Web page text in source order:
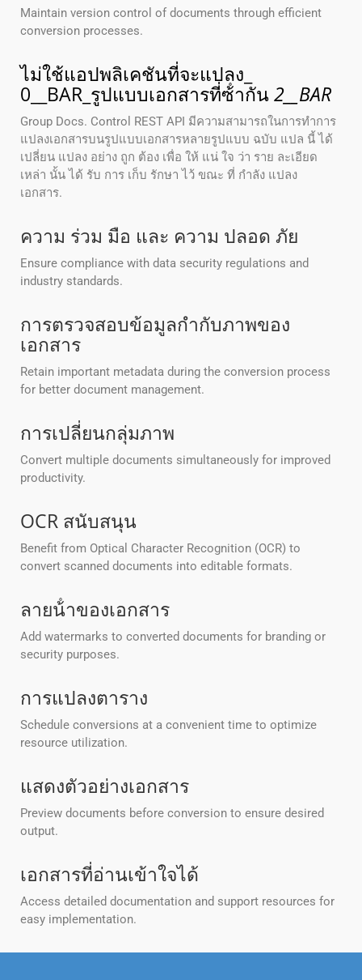
Maintain version control of documents through efficient
conversion processes.
ไม่ใช้แอปพลิเคชันที่จะแปลง_
0__BAR_รูปแบบเอกสารที่ซ้ํากัน2__BAR
Group Docs. Control REST API มีความสามารถในการทําการ
แปลงเอกสารบนรูปแบบเอกสารหลายรูปแบบ ฉบับ แปล นี้ ได้
เปลี่ยน แปลง อย่าง ถูก ต้อง เพื่อ ให้ แน่ ใจ ว่า ราย ละเอียด
เหล่า นั้น ได้ รับ การ เก็บ รักษา ไว้ ขณะ ที่ กําลัง แปลง
เอกสาร.
ความ ร่วม มือ และ ความ ปลอด ภัย
Ensure compliance with data security regulations and
industry standards.
การตรวจสอบข้อมูลกํากับภาพของ
เอกสาร
Retain important metadata during the conversion process
for better document management.
การเปลี่ยนกลุ่มภาพ
Convert multiple documents simultaneously for improved
productivity.
OCR สนับสนุน
Benefit from Optical Character Recognition (OCR) to
convert scanned documents into editable formats.
ลายน้ําของเอกสาร
Add watermarks to converted documents for branding or
security purposes.
การแปลงตาราง
Schedule conversions at a convenient time to optimize
resource utilization.
แสดงตัวอย่างเอกสาร
Preview documents before conversion to ensure desired
output.
เอกสารที่อ่านเข้าใจได้
Access detailed documentation and support resources for
easy implementation.